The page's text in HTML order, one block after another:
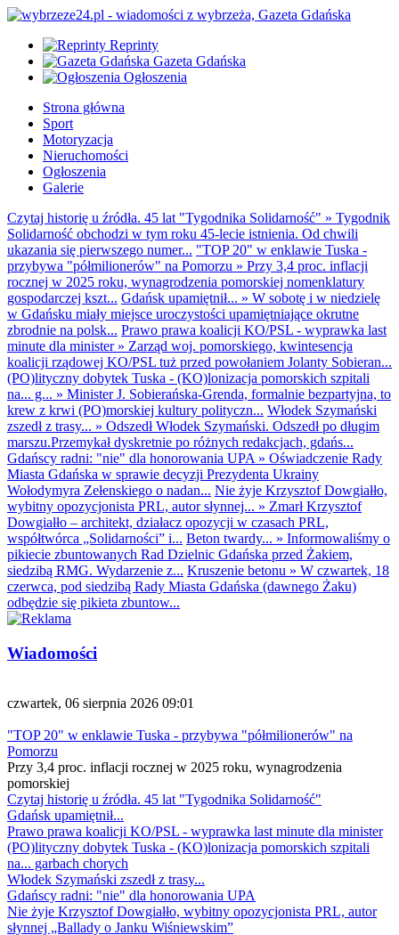
Reprinty
Gazeta Gdańska
Ogłoszenia
Strona główna
Sport
Motoryzacja
Nieruchomości
Ogłoszenia
Galerie
Czytaj historię u źródła. 45 lat "Tygodnika Solidarność" » Tygodnik
Solidarność obchodzi w tym roku 45-lecie istnienia. Od chwili
ukazania się pierwszego numer... "TOP 20" w enklawie Tuska -
przybywa "półmilionerów" na Pomorzu » Przy 3,4 proc. inflacji
rocznej w 2025 roku, wynagrodzenia pomorskiej nomenklatury
gospodarczej kszt... Gdańsk upamiętnił... » W sobotę i w niedzielę
w Gdańsku miały miejsce uroczystości upamiętniające okrutne
zbrodnie na polsk... Prawo prawa koalicji KO/PSL - wyprawka last
minute dla minister» Zarząd woj. pomorskiego, kwintesencja
koalicji rządowej KO/PSL tuż przed powołaniem Jolanty Sobieran...
(PO)lityczny dobytek Tuska - (KO)lonizacja pomorskich szpitali
na... g... » Minister J. Sobierańska-Grenda, formalnie bezpartyjna, to
krew z krwi (PO)morskiej kultury polityczn... Włodek Szymański
zszedł z trasy... » Odszedł Włodek Szymański. Odszedł po długim
marszu.Przemykał dyskretnie po różnych redakcjach, gdańs...
Gdańscy radni: "nie" dla honorowania UPA » Oświadczenie Rady
Miasta Gdańska w sprawie decyzji Prezydenta Ukrainy
Wołodymyra Zełenskiego o nadan... Nie żyje Krzysztof Dowgiałło,
wybitny opozycjonista PRL, autor słynnej... » Zmarł Krzysztof
Dowgiałło – architekt, działacz opozycji w czasach PRL,
współtwórca „Solidarności” i... Beton twardy... » Informowaliśmy o
pikiecie zbuntowanych Rad Dzielnic Gdańska przed Żakiem,
siedzibą RMG. Wydarzenie z... Kruszenie betonu » W czwartek, 18
czerwca, pod siedzibą Rady Miasta Gdańska (dawnego Żaku)
odbędzie się pikieta zbuntow...
Wiadomości
czwartek, 06 sierpnia 2026 09:01
"TOP 20" w enklawie Tuska - przybywa "półmilionerów" na
Pomorzu
Przy 3,4 proc. inflacji rocznej w 2025 roku, wynagrodzenia
pomorskiej
Czytaj historię u źródła. 45 lat "Tygodnika Solidarność"
Gdańsk upamiętnił...
Prawo prawa koalicji KO/PSL - wyprawka last minute dla minister
(PO)lityczny dobytek Tuska - (KO)lonizacja pomorskich szpitali
na... garbach chorych
Włodek Szymański zszedł z trasy...
Gdańscy radni: "nie" dla honorowania UPA
Nie żyje Krzysztof Dowgiałło, wybitny opozycjonista PRL, autor
słynnej „Ballady o Janku Wiśniewskim”